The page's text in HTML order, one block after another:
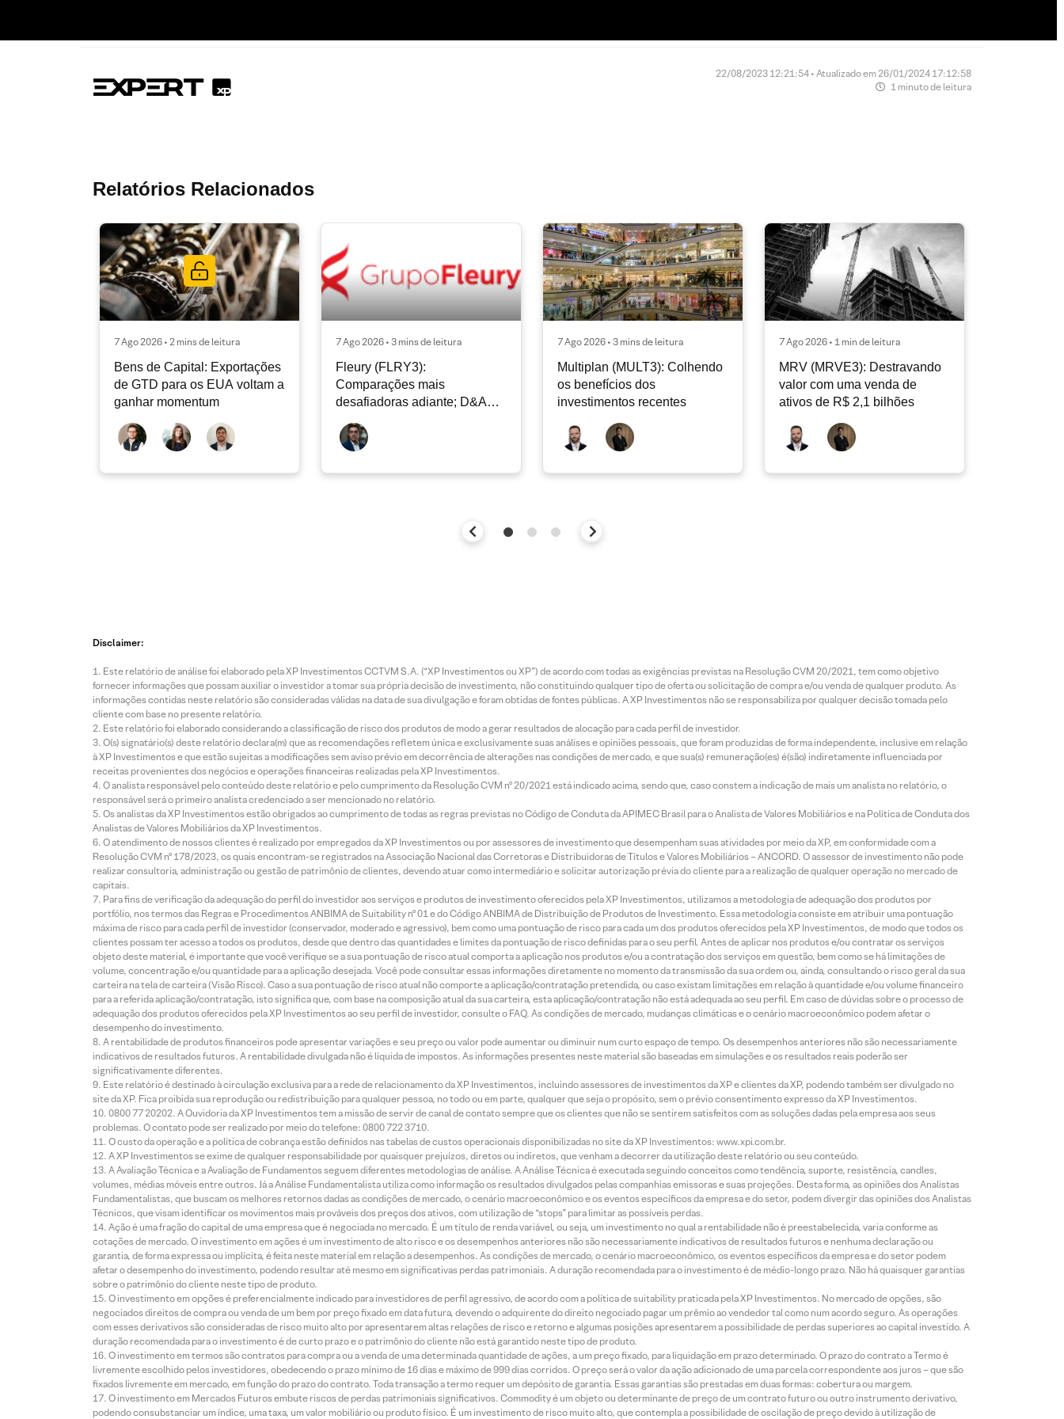
22/08/2023 12:21:54 • Atualizado em 26/01/2024 17:12:58
1 minuto de leitura
Relatórios Relacionados
7 Ago 2026 • 2 mins de leitura
Bens de Capital: Exportações
de GTD para os EUA voltam a
ganhar momentum
7 Ago 2026 • 3 mins de leitura
Fleury (FLRY3):
Comparações mais
desafiadoras adiante; D&A
deve permanecer nos níveis
atuais
7 Ago 2026 • 3 mins de leitura
Multiplan (MULT3): Colhendo
os benefícios dos
investimentos recentes
7 Ago 2026 • 1 min de leitura
MRV (MRVE3): Destravando
valor com uma venda de
ativos de R$ 2,1 bilhões
Disclaimer:
Este relatório de análise foi elaborado pela XP Investimentos CCTVM S.A. (“XP Investimentos ou XP”) de acordo com todas as exigências previstas na Resolução CVM 20/2021, tem como objetivo
fornecer informações que possam auxiliar o investidor a tomar sua própria decisão de investimento, não constituindo qualquer tipo de oferta ou solicitação de compra e/ou venda de qualquer produto. As
informações contidas neste relatório são consideradas válidas na data de sua divulgação e foram obtidas de fontes públicas. A XP Investimentos não se responsabiliza por qualquer decisão tomada pelo
cliente com base no presente relatório.
Este relatório foi elaborado considerando a classificação de risco dos produtos de modo a gerar resultados de alocação para cada perfil de investidor.
O(s) signatário(s) deste relatório declara(m) que as recomendações refletem única e exclusivamente suas análises e opiniões pessoais, que foram produzidas de forma independente, inclusive em relação
à XP Investimentos e que estão sujeitas a modificações sem aviso prévio em decorrência de alterações nas condições de mercado, e que sua(s) remuneração(es) é(são) indiretamente influenciada por
receitas provenientes dos negócios e operações financeiras realizadas pela XP Investimentos.
O analista responsável pelo conteúdo deste relatório e pelo cumprimento da Resolução CVM nº 20/2021 está indicado acima, sendo que, caso constem a indicação de mais um analista no relatório, o
responsável será o primeiro analista credenciado a ser mencionado no relatório.
Os analistas da XP Investimentos estão obrigados ao cumprimento de todas as regras previstas no Código de Conduta da APIMEC Brasil para o Analista de Valores Mobiliários e na Política de Conduta dos
Analistas de Valores Mobiliários da XP Investimentos.
O atendimento de nossos clientes é realizado por empregados da XP Investimentos ou por assessores de investimento que desempenham suas atividades por meio da XP, em conformidade com a
Resolução CVM nº 178/2023, os quais encontram-se registrados na Associação Nacional das Corretoras e Distribuidoras de Títulos e Valores Mobiliários – ANCORD. O assessor de investimento não pode
realizar consultoria, administração ou gestão de patrimônio de clientes, devendo atuar como intermediário e solicitar autorização prévia do cliente para a realização de qualquer operação no mercado de
capitais.
Para fins de verificação da adequação do perfil do investidor aos serviços e produtos de investimento oferecidos pela XP Investimentos, utilizamos a metodologia de adequação dos produtos por
portfólio, nos termos das Regras e Procedimentos ANBIMA de Suitability nº 01 e do Código ANBIMA de Distribuição de Produtos de Investimento. Essa metodologia consiste em atribuir uma pontuação
máxima de risco para cada perfil de investidor (conservador, moderado e agressivo), bem como uma pontuação de risco para cada um dos produtos oferecidos pela XP Investimentos, de modo que todos os
clientes possam ter acesso a todos os produtos, desde que dentro das quantidades e limites da pontuação de risco definidas para o seu perfil. Antes de aplicar nos produtos e/ou contratar os serviços
objeto deste material, é importante que você verifique se a sua pontuação de risco atual comporta a aplicação nos produtos e/ou a contratação dos serviços em questão, bem como se há limitações de
volume, concentração e/ou quantidade para a aplicação desejada. Você pode consultar essas informações diretamente no momento da transmissão da sua ordem ou, ainda, consultando o risco geral da sua
carteira na tela de carteira (Visão Risco). Caso a sua pontuação de risco atual não comporte a aplicação/contratação pretendida, ou caso existam limitações em relação à quantidade e/ou volume financeiro
para a referida aplicação/contratação, isto significa que, com base na composição atual da sua carteira, esta aplicação/contratação não está adequada ao seu perfil. Em caso de dúvidas sobre o processo de
adequação dos produtos oferecidos pela XP Investimentos ao seu perfil de investidor, consulte o FAQ. As condições de mercado, mudanças climáticas e o cenário macroeconômico podem afetar o
desempenho do investimento.
A rentabilidade de produtos financeiros pode apresentar variações e seu preço ou valor pode aumentar ou diminuir num curto espaço de tempo. Os desempenhos anteriores não são necessariamente
indicativos de resultados futuros. A rentabilidade divulgada não é líquida de impostos. As informações presentes neste material são baseadas em simulações e os resultados reais poderão ser
significativamente diferentes.
Este relatório é destinado à circulação exclusiva para a rede de relacionamento da XP Investimentos, incluindo assessores de investimentos da XP e clientes da XP, podendo também ser divulgado no
site da XP. Fica proibida sua reprodução ou redistribuição para qualquer pessoa, no todo ou em parte, qualquer que seja o propósito, sem o prévio consentimento expresso da XP Investimentos.
0800 77 20202. A Ouvidoria da XP Investimentos tem a missão de servir de canal de contato sempre que os clientes que não se sentirem satisfeitos com as soluções dadas pela empresa aos seus
problemas. O contato pode ser realizado por meio do telefone: 0800 722 3710.
O custo da operação e a política de cobrança estão definidos nas tabelas de custos operacionais disponibilizadas no site da XP Investimentos: www.xpi.com.br.
A XP Investimentos se exime de qualquer responsabilidade por quaisquer prejuízos, diretos ou indiretos, que venham a decorrer da utilização deste relatório ou seu conteúdo.
A Avaliação Técnica e a Avaliação de Fundamentos seguem diferentes metodologias de análise. A Análise Técnica é executada seguindo conceitos como tendência, suporte, resistência, candles,
volumes, médias móveis entre outros. Já a Análise Fundamentalista utiliza como informação os resultados divulgados pelas companhias emissoras e suas projeções. Desta forma, as opiniões dos Analistas
Fundamentalistas, que buscam os melhores retornos dadas as condições de mercado, o cenário macroeconômico e os eventos específicos da empresa e do setor, podem divergir das opiniões dos Analistas
Técnicos, que visam identificar os movimentos mais prováveis dos preços dos ativos, com utilização de “stops” para limitar as possíveis perdas.
Ação é uma fração do capital de uma empresa que é negociada no mercado. É um título de renda variável, ou seja, um investimento no qual a rentabilidade não é preestabelecida, varia conforme as
cotações de mercado. O investimento em ações é um investimento de alto risco e os desempenhos anteriores não são necessariamente indicativos de resultados futuros e nenhuma declaração ou
garantia, de forma expressa ou implícita, é feita neste material em relação a desempenhos. As condições de mercado, o cenário macroeconômico, os eventos específicos da empresa e do setor podem
afetar o desempenho do investimento, podendo resultar até mesmo em significativas perdas patrimoniais. A duração recomendada para o investimento é de médio-longo prazo. Não há quaisquer garantias
sobre o patrimônio do cliente neste tipo de produto.
O investimento em opções é preferencialmente indicado para investidores de perfil agressivo, de acordo com a política de suitability praticada pela XP Investimentos. No mercado de opções, são
negociados direitos de compra ou venda de um bem por preço fixado em data futura, devendo o adquirente do direito negociado pagar um prêmio ao vendedor tal como num acordo seguro. As operações
com esses derivativos são consideradas de risco muito alto por apresentarem altas relações de risco e retorno e algumas posições apresentarem a possibilidade de perdas superiores ao capital investido. A
duração recomendada para o investimento é de curto prazo e o patrimônio do cliente não está garantido neste tipo de produto.
O investimento em termos são contratos para compra ou a venda de uma determinada quantidade de ações, a um preço fixado, para liquidação em prazo determinado. O prazo do contrato a Termo é
livremente escolhido pelos investidores, obedecendo o prazo mínimo de 16 dias e máximo de 999 dias corridos. O preço será o valor da ação adicionado de uma parcela correspondente aos juros – que são
fixados livremente em mercado, em função do prazo do contrato. Toda transação a termo requer um depósito de garantia. Essas garantias são prestadas em duas formas: cobertura ou margem.
O investimento em Mercados Futuros embute riscos de perdas patrimoniais significativos. Commodity é um objeto ou determinante de preço de um contrato futuro ou outro instrumento derivativo,
podendo consubstanciar um índice, uma taxa, um valor mobiliário ou produto físico. É um investimento de risco muito alto, que contempla a possibilidade de oscilação de preço devido à utilização de